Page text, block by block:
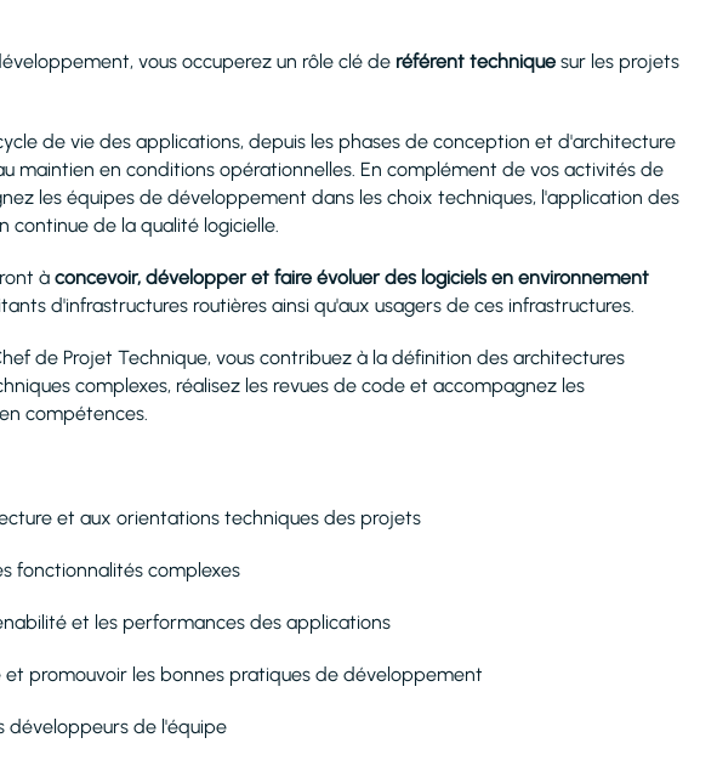
vous occuperez un rôle clé de référent technique sur les projets
de vie des applications, depuis les phases de conception et d'architecture
maintien en conditions opérationnelles. En complément de vos activités de
les équipes de développement dans les choix techniques, l'application des
continue de la qualité logicielle.
à concevoir, développer et faire évoluer des logiciels en environnement
d'infrastructures routières ainsi qu'aux usagers de ces infrastructures.
de Projet Technique, vous contribuez à la définition des architectures
complexes, réalisez les revues de code et accompagnez les
compétences.
et aux orientations techniques des projets
fonctionnalités complexes
et les performances des applications
et promouvoir les bonnes pratiques de développement
développeurs de l'équipe